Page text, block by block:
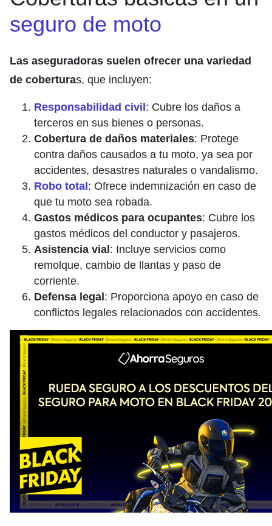
seguro de moto
Las aseguradoras suelen ofrecer una variedad
de coberturas, que incluyen:
Responsabilidad civil : Cubre los daños a
terceros en sus bienes o personas.
Cobertura de daños materiales: Protege
contra daños causados a tu moto, ya sea por
accidentes, desastres naturales o vandalismo.
Robo total : Ofrece indemnización en caso de
que tu moto sea robada.
Gastos médicos para ocupantes: Cubre los
gastos médicos del conductor y pasajeros.
Asistencia vial : Incluye servicios como
remolque, cambio de llantas y paso de
corriente.
Defensa legal : Proporciona apoyo en caso de
conflictos legales relacionados con accidentes.